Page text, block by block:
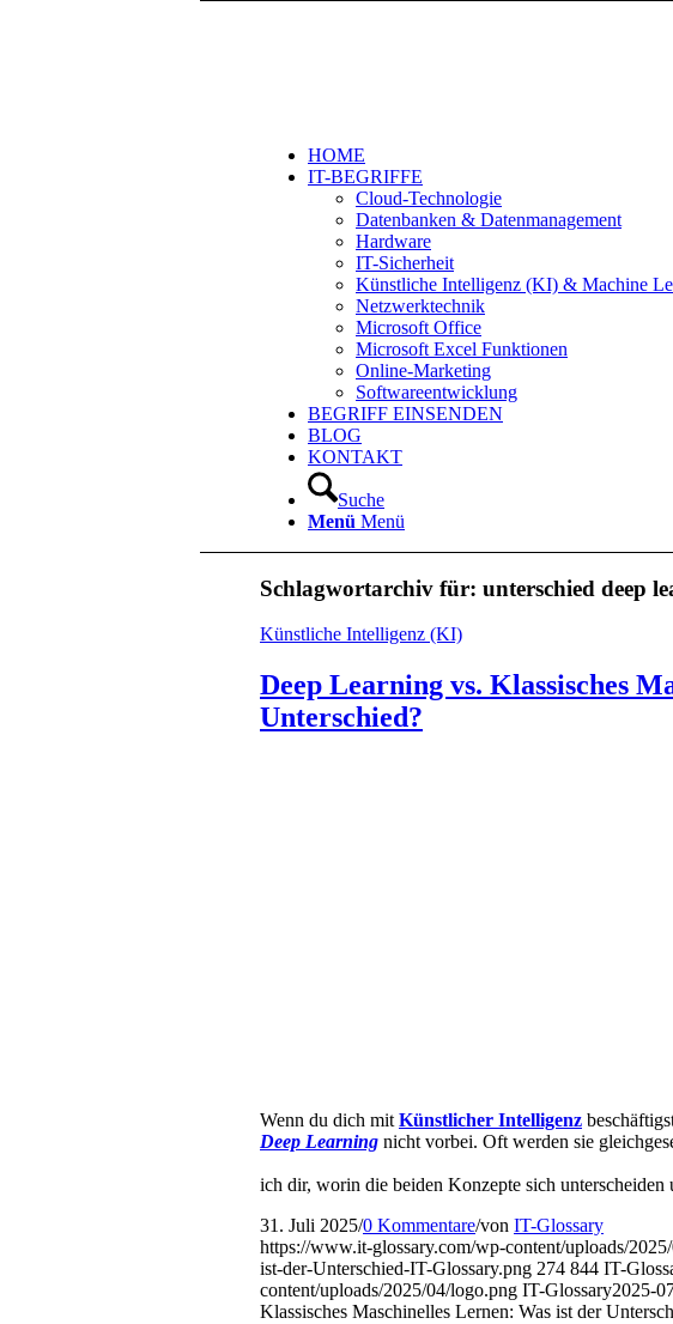
HOME
IT-BEGRIFFE
Cloud-Technologie
Datenbanken & Datenmanagement
Hardware
IT-Sicherheit
Künstliche Intelligenz (KI) & Machine
Netzwerktechnik
Microsoft Office
Microsoft Excel Funktionen
Online-Marketing
Softwareentwicklung
BEGRIFF EINSENDEN
BLOG
KONTAKT
Suche
Menü Menü
Schlagwortarchiv für: unterschied deep
Künstliche Intelligenz (KI)
Deep Learning vs. Klassisches
Unterschied?
Wenn du dich mit Künstlicher Intelligenz
Deep Learning nicht vorbei. Oft werden sie
ich dir, worin die beiden Konzepte sich
31. Juli 2025/0 Kommentare/von IT-Glossary
https://www.it-glossary.com/wp-content/uploads/
ist-der-Unterschied-IT-Glossary.png 274 844 IT-
content/uploads/2025/04/logo.png IT-Glossary2025-
Klassisches Maschinelles Lernen: Was ist der